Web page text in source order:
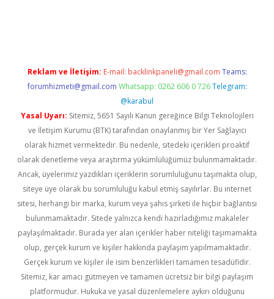
Reklam ve İletişim: E-mail: backlinkpaneli@gmail.com Teams:
forumhizmeti@gmail.com Whatsapp: 0262 606 0 726 Telegram:
@karabul
Yasal Uyarı: Sitemiz, 5651 Sayılı Kanun gereğince Bilgi Teknolojileri
ve İletişim Kurumu (BTK) tarafından onaylanmış bir Yer Sağlayıcı
olarak hizmet vermektedir. Bu nedenle, sitedeki içerikleri proaktif
olarak denetleme veya araştırma yükümlülüğümüz bulunmamaktadır.
Ancak, üyelerimiz yazdıkları içeriklerin sorumluluğunu taşımakta olup,
siteye üye olarak bu sorumluluğu kabul etmiş sayılırlar. Bu internet
sitesi, herhangi bir marka, kurum veya şahıs şirketi ile hiçbir bağlantısı
bulunmamaktadır. Sitede yalnızca kendi hazırladığımız makaleler
paylaşılmaktadır. Burada yer alan içerikler haber niteliği taşımamakta
olup, gerçek kurum ve kişiler hakkında paylaşım yapılmamaktadır.
Gerçek kurum ve kişiler ile isim benzerlikleri tamamen tesadüfidir.
Sitemiz, kar amacı gütmeyen ve tamamen ücretsiz bir bilgi paylaşım
platformudur. Hukuka ve yasal düzenlemelere aykırı olduğunu